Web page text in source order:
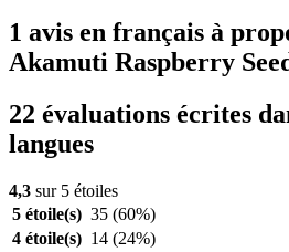
1 avis en français à
Akamuti Raspberry
22 évaluations écrites
langues
4,3 sur 5 étoiles
5 étoile(s) 35 (60%)
4 étoile(s) 14 (24%)